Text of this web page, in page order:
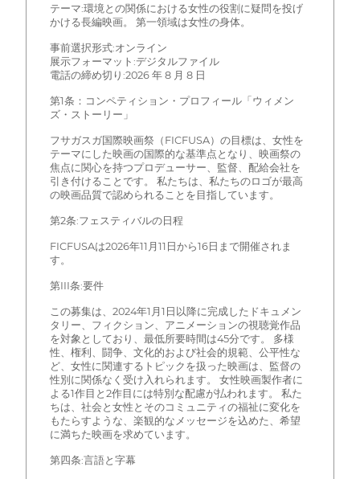
テーマ:環境との関係における女性の役割に疑問を投げ
かける長編映画。 第一領域は女性の身体。
事前選択形式:オンライン
展示フォーマット:デジタルファイル
電話の締め切り:2026 年 8 月 8 日
第1条：コンペティション・プロフィール「ウィメン
ズ・ストーリー」
フサガスガ国際映画祭（FICFUSA）の目標は、女性を
テーマにした映画の国際的な基準点となり、映画祭の
焦点に関心を持つプロデューサー、監督、配給会社を
引き付けることです。 私たちは、私たちのロゴが最高
の映画品質で認められることを目指しています。
第2条:フェスティバルの日程
FICFUSAは2026年11月11日から16日まで開催されま
す。
第III条:要件
この募集は、2024年1月1日以降に完成したドキュメン
タリー、フィクション、アニメーションの視聴覚作品
を対象としており、最低所要時間は45分です。 多様
性、権利、闘争、文化的および社会的規範、公平性な
ど、女性に関連するトピックを扱った映画は、監督の
性別に関係なく受け入れられます。 女性映画製作者に
よる1作目と2作目には特別な配慮が払われます。 私た
ちは、社会と女性とそのコミュニティの福祉に変化を
もたらすような、楽観的なメッセージを込めた、希望
に満ちた映画を求めています。
第四条:言語と字幕